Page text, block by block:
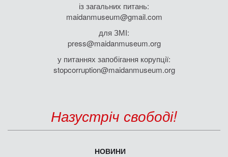
із загальних питань:
maidanmuseum@gmail.com
для ЗМІ:
press@maidanmuseum.org
у питаннях запобігання корупції:
stopcorruption@maidanmuseum.org
Назустріч свободі!
НОВИНИ